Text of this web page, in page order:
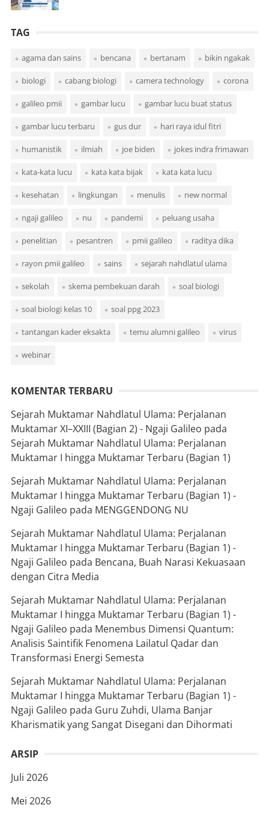
TAG
agama dan sains bencana bertanam bikin ngakak
biologi cabang biologi camera technology corona
galileo pmii gambar lucu gambar lucu buat status
gambar lucu terbaru gus dur hari raya idul fitri
humanistik ilmiah joe biden jokes indra frimawan
kata-kata lucu kata kata bijak kata kata lucu
kesehatan lingkungan menulis new normal
ngaji galileo nu pandemi peluang usaha
penelitian pesantren pmii galileo raditya dika
rayon pmii galileo sains sejarah nahdlatul ulama
sekolah skema pembekuan darah soal biologi
soal biologi kelas 10 soal ppg 2023
tantangan kader eksakta temu alumni galileo virus
webinar
KOMENTAR TERBARU
Sejarah Muktamar Nahdlatul Ulama: Perjalanan
Muktamar XI–XXIII (Bagian 2) - Ngaji Galileo pada
Sejarah Muktamar Nahdlatul Ulama: Perjalanan
Muktamar I hingga Muktamar Terbaru (Bagian 1)
Sejarah Muktamar Nahdlatul Ulama: Perjalanan
Muktamar I hingga Muktamar Terbaru (Bagian 1) -
Ngaji Galileo pada MENGGENDONG NU
Sejarah Muktamar Nahdlatul Ulama: Perjalanan
Muktamar I hingga Muktamar Terbaru (Bagian 1) -
Ngaji Galileo pada Bencana, Buah Narasi Kekuasaan
dengan Citra Media
Sejarah Muktamar Nahdlatul Ulama: Perjalanan
Muktamar I hingga Muktamar Terbaru (Bagian 1) -
Ngaji Galileo pada Menembus Dimensi Quantum:
Analisis Saintifik Fenomena Lailatul Qadar dan
Transformasi Energi Semesta
Sejarah Muktamar Nahdlatul Ulama: Perjalanan
Muktamar I hingga Muktamar Terbaru (Bagian 1) -
Ngaji Galileo pada Guru Zuhdi, Ulama Banjar
Kharismatik yang Sangat Disegani dan Dihormati
ARSIP
Juli 2026
Mei 2026